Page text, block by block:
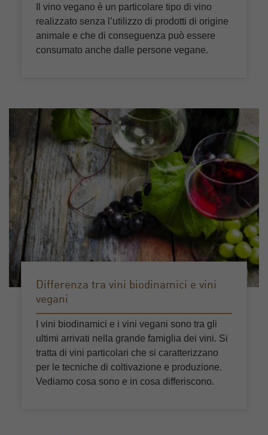
Il vino vegano è un particolare tipo di vino
realizzato senza l’utilizzo di prodotti di origine
animale e che di conseguenza può essere
consumato anche dalle persone vegane.
Differenza tra vini biodinamici e vini
vegani
I vini biodinamici e i vini vegani sono tra gli
ultimi arrivati nella grande famiglia dei vini. Si
tratta di vini particolari che si caratterizzano
per le tecniche di coltivazione e produzione.
Vediamo cosa sono e in cosa differiscono.